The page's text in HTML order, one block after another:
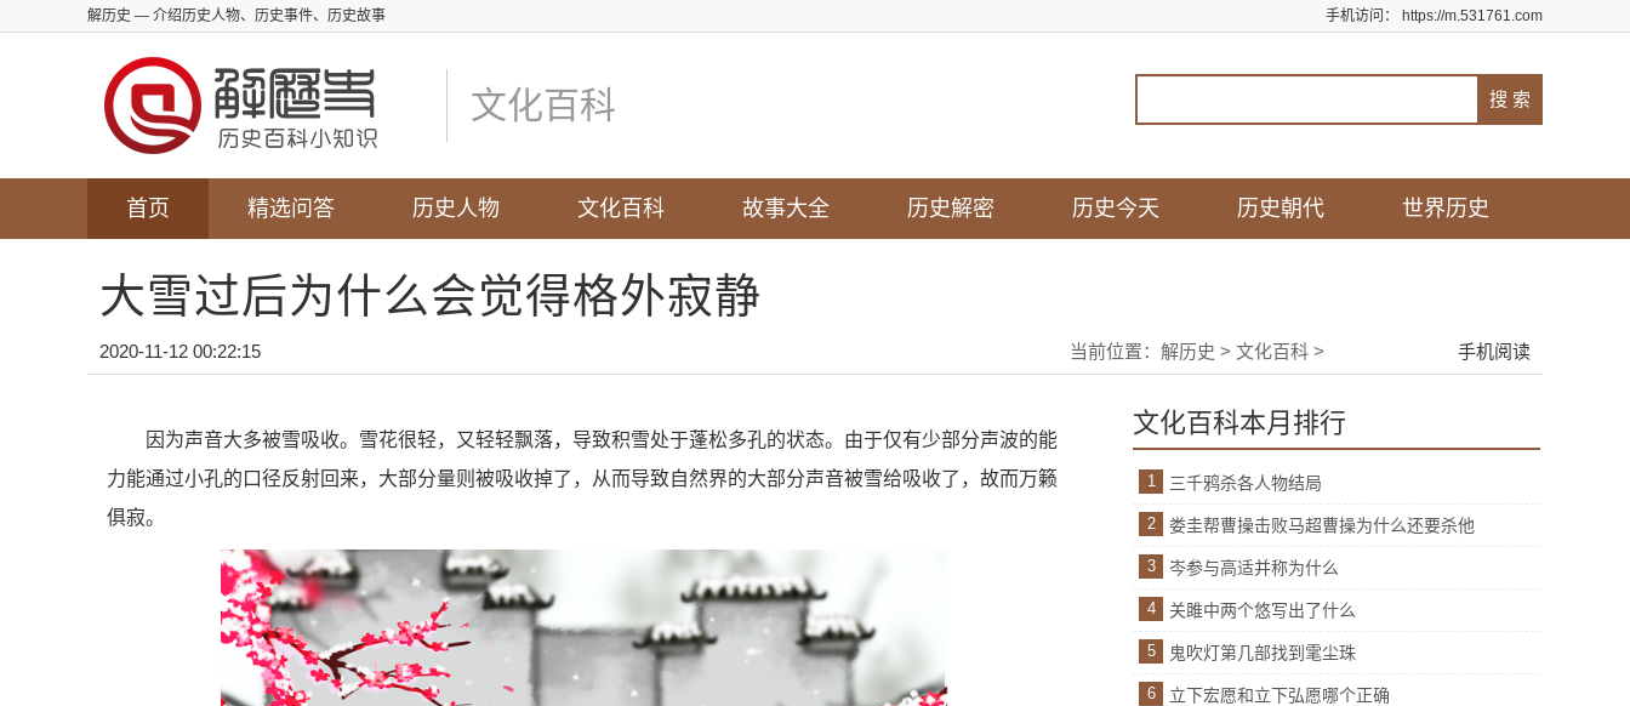
解历史 — 介绍历史人物、历史事件、历史故事 手机访问： https://m.531761.com
文化百科
首页 精选问答 历史人物 文化百科 故事大全 历史解密 历史今天 历史朝代 世界历史
大雪过后为什么会觉得格外寂静
2020-11-12 00:22:15 当前位置： 解历史 > 文化百科 > 手机阅读
因为声音大多被雪吸收。雪花很轻，又轻轻飘落，导致积雪处于蓬松多孔的状态。由于仅有少部分声波的能
力能通过小孔的口径反射回来，大部分量则被吸收掉了，从而导致自然界的大部分声音被雪给吸收了，故而万籁
俱寂。
文化百科本月排行
1 三千鸦杀各人物结局
2 娄圭帮曹操击败马超曹操为什么还要杀他
3 岑参与高适并称为什么
4 关雎中两个悠写出了什么
5 鬼吹灯第几部找到雮尘珠
6 立下宏愿和立下弘愿哪个正确